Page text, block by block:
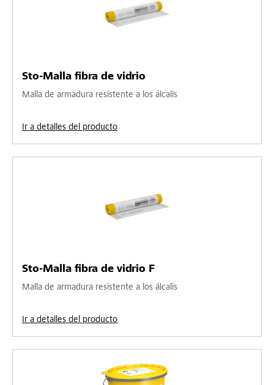
Sto-Malla fibra de vidrio
Malla de armadura resistente a los álcalis
Ir a detalles del producto
Sto-Malla fibra de vidrio F
Malla de armadura resistente a los álcalis
Ir a detalles del producto